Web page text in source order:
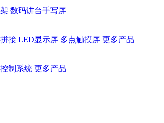
数码讲台手写屏
接 LED显示屏 多点触摸屏 更多产品
制系统 更多产品